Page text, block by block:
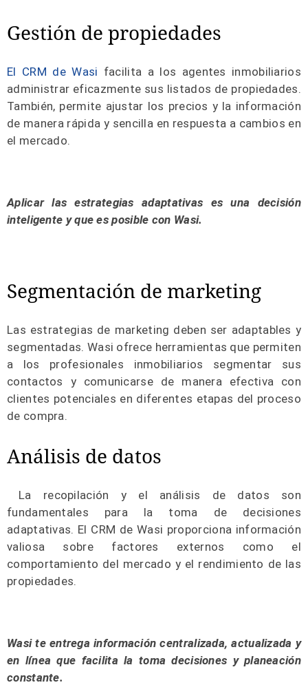
Gestión de propiedades
El CRM de Wasi facilita a los agentes inmobiliarios
administrar eficazmente sus listados de propiedades.
También, permite ajustar los precios y la información
de manera rápida y sencilla en respuesta a cambios en
el mercado.
Aplicar las estrategias adaptativas es una decisión
inteligente y que es posible con Wasi.
Segmentación de marketing
Las estrategias de marketing deben ser adaptables y
segmentadas. Wasi ofrece herramientas que permiten
a los profesionales inmobiliarios segmentar sus
contactos y comunicarse de manera efectiva con
clientes potenciales en diferentes etapas del proceso
de compra.
Análisis de datos
La recopilación y el análisis de datos son
fundamentales para la toma de decisiones
adaptativas. El CRM de Wasi proporciona información
valiosa sobre factores externos como el
comportamiento del mercado y el rendimiento de las
propiedades.
Wasi te entrega información centralizada, actualizada y
en línea que facilita la toma decisiones y planeación
constante.